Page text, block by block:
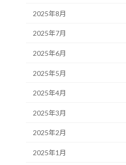
2025年8月
2025年7月
2025年6月
2025年5月
2025年4月
2025年3月
2025年2月
2025年1月